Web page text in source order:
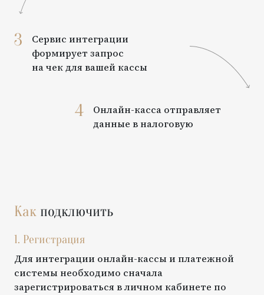
3
Сервис интеграции
формирует запрос
на чек для вашей кассы
4
Онлайн-касса отправляет
данные в налоговую
Как подключить
1. Регистрация
Для интеграции онлайн-кассы и платежной
системы необходимо сначала
зарегистрироваться в личном кабинете по